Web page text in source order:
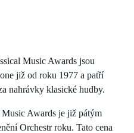
Music Awards jsou
již od roku 1977 a patří
nahrávky klasické hudby.
Awards je již pátým
Orchestr roku. Tato cena